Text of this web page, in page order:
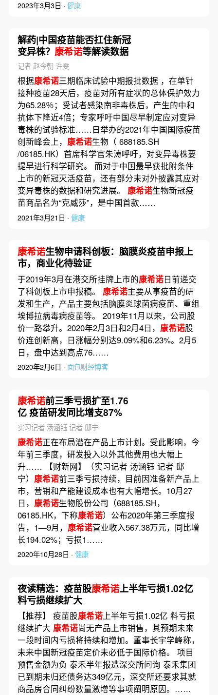
2023年3月3日 · 健康
解药|中国疫苗能否扛住新冠
变异株？ 康希诺等解读数据
记者 赵今朝 许雯
根据康希诺三期临床试验中期报批数据 ，在单针
接种疫苗28天后，疫苗对所有症状的总体保护效力
为65.28％；受试者感染南非毒株后，产生的中和
抗体下降近4倍；专家呼吁中国尽早制定应对变异
毒株的试验标准……日举办的2021年中国国际疫苗
创新峰会上， 康希诺生物（ 688185.SH
/06185.HK）首席科学官朱涛呼吁，对变异毒株要
提早进行科学研究。 而对于中国最早获批附条件
上市的新冠灭活疫苗，还有部分未对外披露其应对
变异毒株的数据和研究进展。 康希诺生物新冠疫
苗商品名为“克威莎”，是中国首款……
2021年3月21日 · 健康
康希诺生物申请科创板：脑膜炎疫苗申报上
市，商业化待验证
于2019年3月在港交所挂牌上市的康希诺日前递交
了科创板上市申报稿。 康希诺主要从事疫苗的研
发和生产，产品主要包括脑膜炎球菌病疫苗、重组
埃博拉病毒病疫苗等。 2019年11月以来，公司股
价一路攀升。2020年2月3日和2月4日， 康希诺股
价连创新高，日涨幅分别达9.09%和6.23%。2月5
日，盘中达到高点76……
2020年2月6日 · 面包财经博客
康希诺前三季亏损扩至1.76
亿 疫苗研发同比增支87%
实习记者 汤涵钰 记者 邸宁
康希诺正在布局潜在产品上市计划。受此影响，今
年前三季度，研发投入以外其他费用也大幅上
升…… 【财新网】（实习记者 汤涵钰 记者 邸
宁） 康希诺前三季亏损持续，目前因准备新产品上
市，营销和产能建设成本也有大幅增长。10月27
日， 康希诺生物股份公司（688185.SH，
06185.HK，下称康希诺）公布2020年第三季度报
告，1—9月， 康希诺营业收入567.38万元，同比增
长194.02%；亏损1……
2020年10月28日 · 健康
夜读精选：疫苗股康希诺上半年亏损1.02亿
料亏损继续扩大
【推荐】 疫苗股康希诺上半年亏损1.02亿 料亏损
继续扩大 康希诺尚无产品上市销售，其预期未来
一段时间内亏损将持续和增加。董事长宇学峰称，
未来中国新冠疫苗定价未必低于国际价格。 项目
预售金额为负 泰禾半年报遭深交所问询 泰禾集团
已到期未归还债务达349亿元，深交所还要求其就
商品房合同纠纷数量激增等事项阐明原因。……